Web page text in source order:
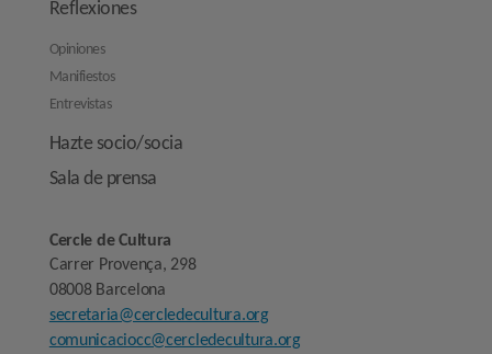
Reflexiones
Opiniones
Manifiestos
Entrevistas
Hazte socio/socia
Sala de prensa
Cercle de Cultura
Carrer Provença, 298
08008 Barcelona
secretaria@cercledecultura.org
comunicaciocc@cercledecultura.org